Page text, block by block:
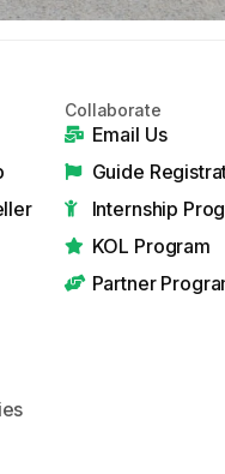
Collaborate
Email Us
Guide
Internship
KOL Program
Partner